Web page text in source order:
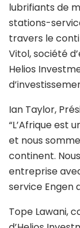
lubrifiants de
stations-
travers le
Vitol, société
Helios
Ian Taylor,
“L’Afrique est
et nous
continent.
entreprise
service Engen
Tope Lawani,